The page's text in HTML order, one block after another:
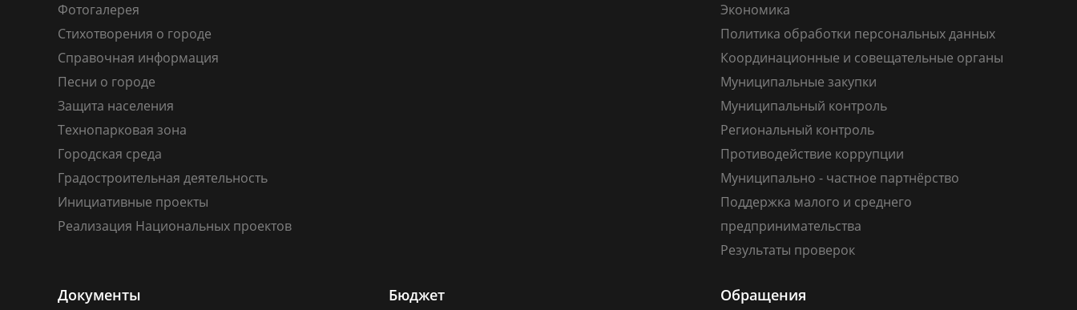
Фотогалерея
Стихотворения о городе
Справочная информация
Песни о городе
Защита населения
Технопарковая зона
Городская среда
Градостроительная деятельность
Инициативные проекты
Реализация Национальных проектов
Экономика
Политика обработки персональных данных
Координационные и совещательные органы
Муниципальные закупки
Муниципальный контроль
Региональный контроль
Противодействие коррупции
Муниципально - частное партнёрство
Поддержка малого и среднего
предпринимательства
Результаты проверок
Документы Бюджет Обращения